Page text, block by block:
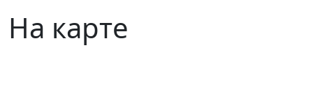
На карте